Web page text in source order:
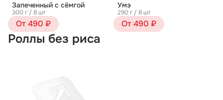
Запеченный с сёмгой
300 г / 8 шт
От 490 ₽
Умэ
290 г / 8 шт
От 490 ₽
Роллы без риса